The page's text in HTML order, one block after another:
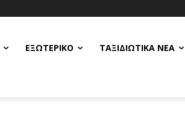
ΕΞΩΤΕΡΙΚΌ ΤΑΞΙΔΙΩΤΙΚΆ ΝΈΑ